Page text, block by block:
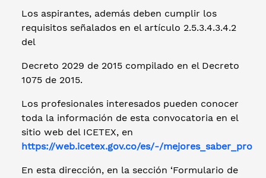
Los aspirantes, además deben cumplir los
requisitos señalados en el artículo 2.5.3.4.3.4.2
del
Decreto 2029 de 2015 compilado en el Decreto
1075 de 2015.
Los profesionales interesados pueden conocer
toda la información de esta convocatoria en el
sitio web del ICETEX, en
https://web.icetex.gov.co/es/-/mejores_saber_pro
En esta dirección, en la sección ‘Formulario de